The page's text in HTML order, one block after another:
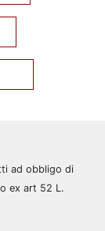
ad obbligo di
ex art 52 L.